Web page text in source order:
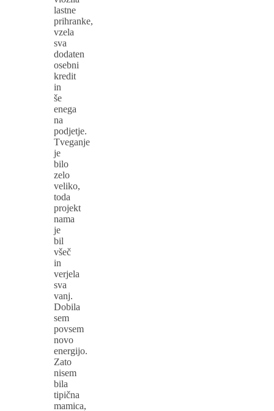
lastne
prihranke,
vzela
sva
dodaten
osebni
kredit
in
še
enega
na
podjetje.
Tveganje
je
bilo
zelo
veliko,
toda
projekt
nama
je
bil
všeč
in
verjela
sva
vanj.
Dobila
sem
povsem
novo
energijo.
Zato
nisem
bila
tipična
mamica,